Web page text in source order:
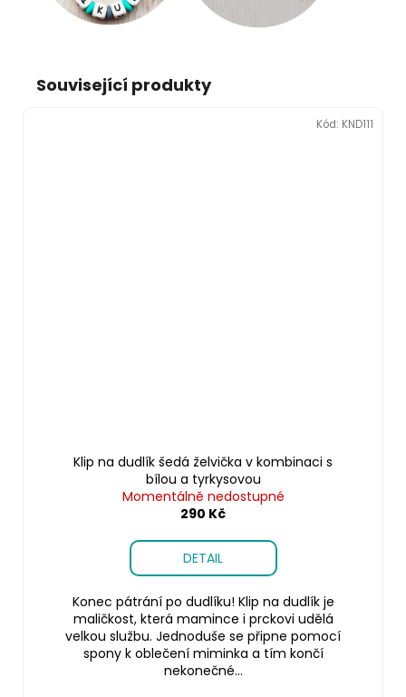
Související produkty
Klip na dudlík šedá želvička v kombinaci s
bílou a tyrkysovou
Momentálně nedostupné
290 Kč
DETAIL
Konec pátrání po dudlíku! Klip na dudlík je
maličkost, která mamince i prckovi udělá
velkou službu. Jednoduše se připne pomocí
spony k oblečení miminka a tím končí
nekonečné...
Kód: KND111